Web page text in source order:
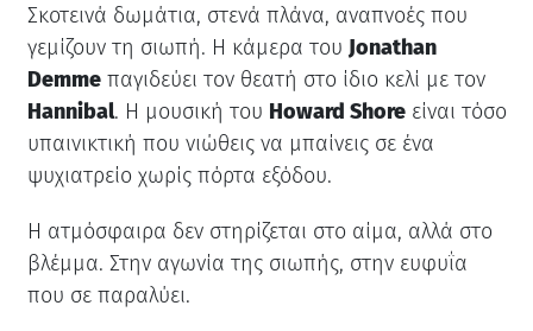
Σκοτεινά δωμάτια, στενά πλάνα, αναπνοές που
γεμίζουν τη σιωπή. Η κάμερα του Jonathan
Demmeπαγιδεύει τον θεατή στο ίδιο κελί με τον
Hannibal. Η μουσική του Howard Shoreείναι τόσο
υπαινικτική που νιώθεις να μπαίνεις σε ένα
ψυχιατρείο χωρίς πόρτα εξόδου.
Η ατμόσφαιρα δεν στηρίζεται στο αίμα, αλλά στο
βλέμμα. Στην αγωνία της σιωπής, στην ευφυΐα
που σε παραλύει.